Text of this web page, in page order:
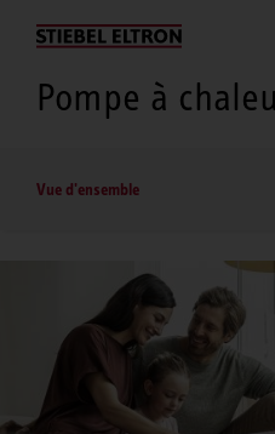
Entreprise
Pompe à
Vue d'ensemble